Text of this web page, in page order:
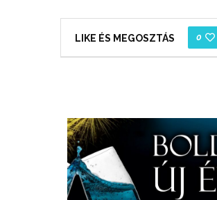
LIKE ÉS MEGOSZTÁS 0